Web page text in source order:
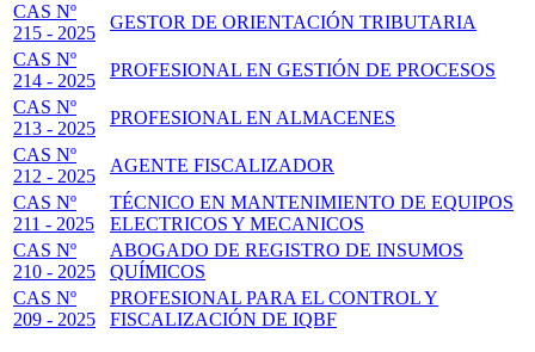
CAS Nº
215 - 2025
GESTOR DE ORIENTACIÓN TRIBUTARIA
CAS Nº
214 - 2025
PROFESIONAL EN GESTIÓN DE PROCESOS
CAS Nº
213 - 2025
PROFESIONAL EN ALMACENES
CAS Nº
212 - 2025
AGENTE FISCALIZADOR
CAS Nº
211 - 2025
TÉCNICO EN MANTENIMIENTO DE EQUIPOS
ELECTRICOS Y MECANICOS
CAS Nº
210 - 2025
ABOGADO DE REGISTRO DE INSUMOS
QUÍMICOS
CAS Nº
209 - 2025
PROFESIONAL PARA EL CONTROL Y
FISCALIZACIÓN DE IQBF